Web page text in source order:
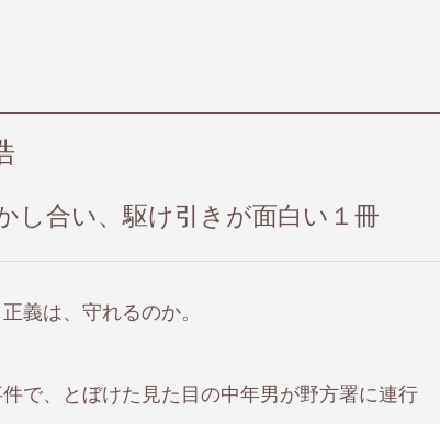
し合い、駆け引きが面白い１冊
義は、守れるのか。
で、とぼけた見た目の中年男が野方署に連行